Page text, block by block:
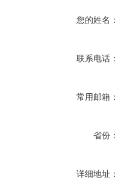
您的姓名：
联系电话：
常用邮箱：
省份：
详细地址：